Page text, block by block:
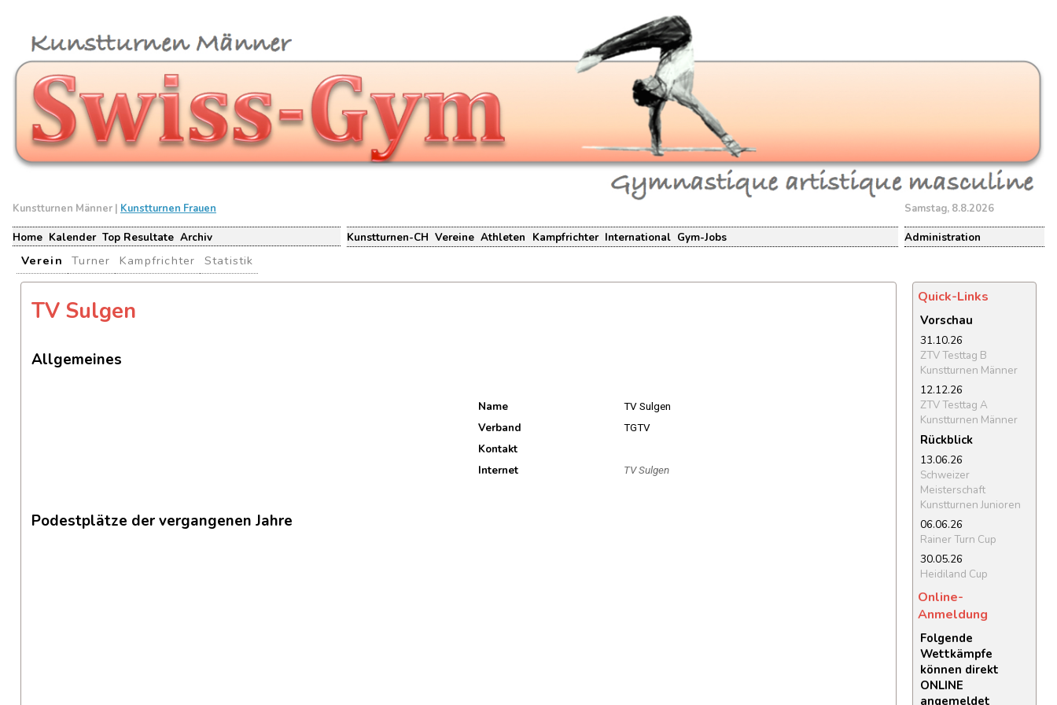
Kunstturnen Männer | Kunstturnen Frauen Samstag, 8.8.2026
Home Kalender Top Resultate Archiv Kunstturnen-CH Vereine Athleten Kampfrichter International Gym-Jobs Administration
Verein Turner Kampfrichter Statistik
TV Sulgen
Allgemeines
Name TV Sulgen
Verband TGTV
Kontakt
Internet
TV Sulgen
Podestplätze der vergangenen Jahre
Quick-Links
Vorschau
31.10.26
ZTV Testtag B
Kunstturnen Männer
12.12.26
ZTV Testtag A
Kunstturnen Männer
Rückblick
13.06.26
Schweizer
Meisterschaft
Kunstturnen Junioren
06.06.26
Rainer Turn Cup
30.05.26
Heidiland Cup
Online-
Anmeldung
Folgende
Wettkämpfe
können direkt
ONLINE
angemeldet